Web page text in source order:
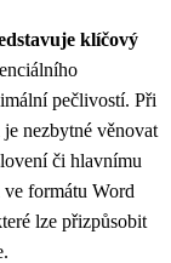
klíčový
pečlivostí. Při
nezbytné věnovat
či hlavnímu
formátu Word
lze přizpůsobit